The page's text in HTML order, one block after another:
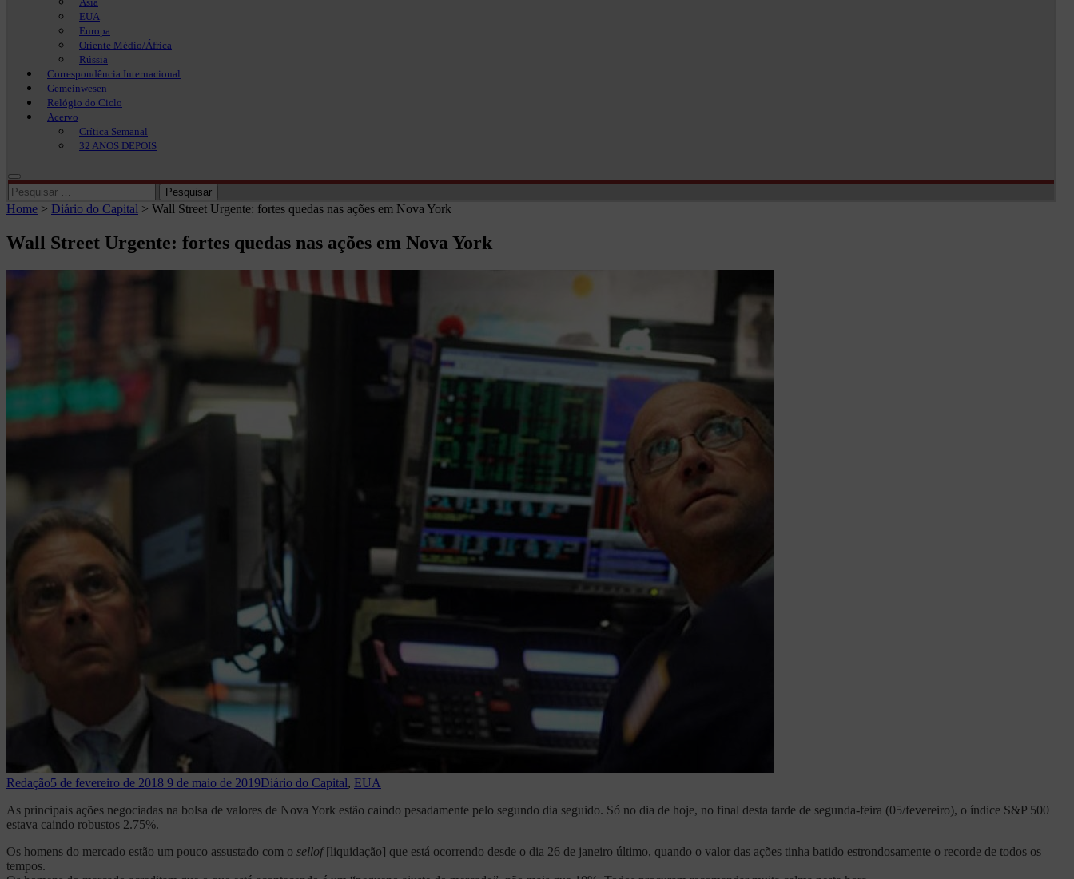
EUA
Europa
Oriente Médio/África
Rússia
Correspondência Internacional
Gemeinwesen
Relógio do Ciclo
Acervo
Crítica Semanal
32 ANOS DEPOIS
Pesquisar
por:
Home > Diário do Capital > Wall Street Urgente: fortes quedas nas ações em Nova York
Wall Street Urgente: fortes quedas nas ações em Nova York
Redação5 de fevereiro de 2018 9 de maio de 2019Diário do Capital, EUA
As principais ações negociadas na bolsa de valores de Nova York estão caindo pesadamente pelo segundo dia seguido. Só no dia de hoje, no final desta tarde de segunda-feira (05/fevereiro), o índice S&P 500
estava caindo robustos 2.75%.
Os homens do mercado estão um pouco assustado com o sellof[liquidação] que está ocorrendo desde o dia 26 de janeiro último, quando o valor das ações tinha batido estrondosamente o recorde de todos os
tempos.